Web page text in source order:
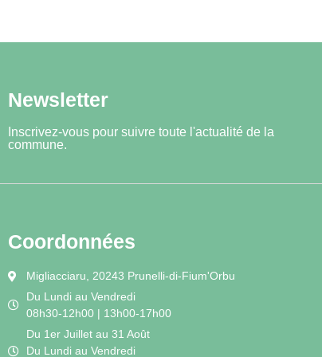
Newsletter
Inscrivez-vous pour suivre toute l'actualité de la
commune.
Coordonnées
Migliacciaru, 20243 Prunelli-di-Fium'Orbu
Du Lundi au Vendredi
08h30-12h00 | 13h00-17h00
Du 1er Juillet au 31 Août
Du Lundi au Vendredi